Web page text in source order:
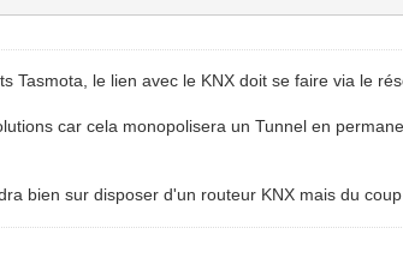
Tasmota, le lien avec le KNX doit se faire via le
car cela monopolisera un Tunnel en
bien sur disposer d'un routeur KNX mais du coup